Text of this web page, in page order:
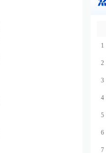
1
2
3
4
5
6
7